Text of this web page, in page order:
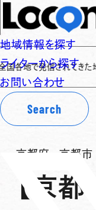
地域情報を探す
ライターから探す
お問い合わせ
Search
信されてきた地域情報を
京都府 -京都市
【京